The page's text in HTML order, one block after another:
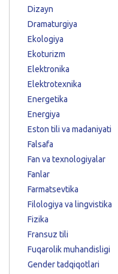
Dizayn
Dramaturgiya
Ekologiya
Ekoturizm
Elektronika
Elektrotexnika
Energetika
Energiya
Eston tili va madaniyati
Falsafa
Fan va texnologiyalar
Fanlar
Farmatsevtika
Filologiya va lingvistika
Fizika
Fransuz tili
Fuqarolik muhandisligi
Gender tadqiqotlari